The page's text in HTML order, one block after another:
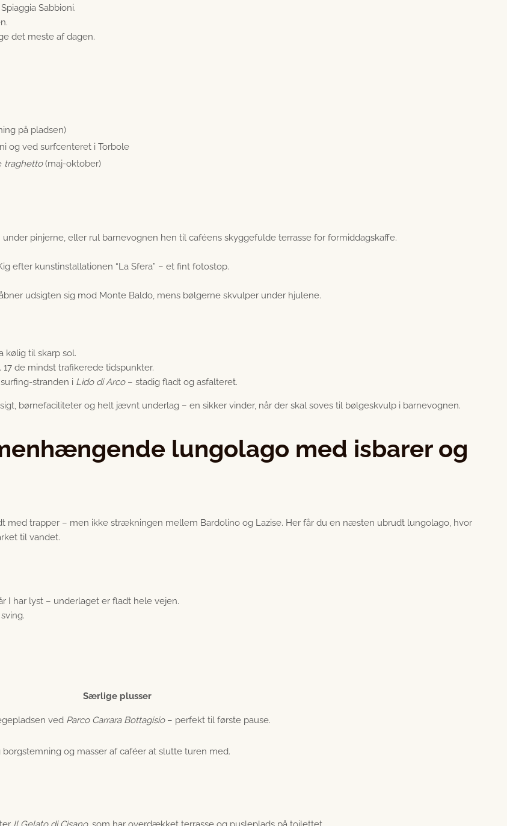
Sabbioni.
det meste af dagen.
på pladsen)
og ved surfcenteret i Torbole
traghetto(maj-oktober)
pinjerne, eller rul barnevognen hen til caféens skyggefulde terrasse for formiddagskaffe.
efter kunstinstallationen “La Sfera” – et fint fotostop.
udsigten sig mod Monte Baldo, mens bølgerne skvulper under hjulene.
kølig til skarp sol.
de mindst trafikerede tidspunkter.
stranden i Lido di Arco– stadig fladt og asfalteret.
børnefaciliteter og helt jævnt underlag – en sikker vinder, når der skal soves til bølgeskvulp i barnevognen.
lungolago med isbarer og
trapper – men ikke strækningen mellem Bardolino og Lazise. Her får du en næsten ubrudt lungolago, hvor
til vandet.
I har lyst – underlaget er fladt hele vejen.
Særlige plusser
ved Parco Carrara Bottagisio– perfekt til første pause.
borgstemning og masser af caféer at slutte turen med.